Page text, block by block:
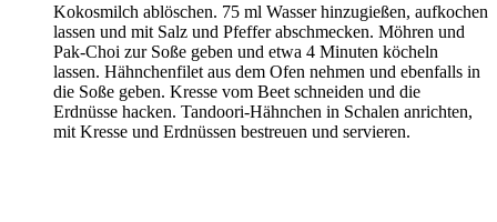
Kokosmilch ablöschen. 75 ml Wasser hinzugießen, aufkochen
lassen und mit Salz und Pfeffer abschmecken. Möhren und
Pak-Choi zur Soße geben und etwa 4 Minuten köcheln
lassen. Hähnchenfilet aus dem Ofen nehmen und ebenfalls in
die Soße geben. Kresse vom Beet schneiden und die
Erdnüsse hacken. Tandoori-Hähnchen in Schalen anrichten,
mit Kresse und Erdnüssen bestreuen und servieren.